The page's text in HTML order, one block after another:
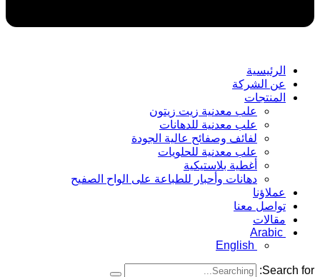
الرئيسية
عن الشركة
المنتجات
علب معدنية زيت زيتون
علب معدنية للدهانات
لفائف وصفائح عالية الجودة
علب معدنية للحلويات
أغطية بلاستيكية
دهانات وأحبار للطباعة على الواح الصفيح
عملاؤنا
تواصل معنا
مقالات
Arabic
English
Search for: